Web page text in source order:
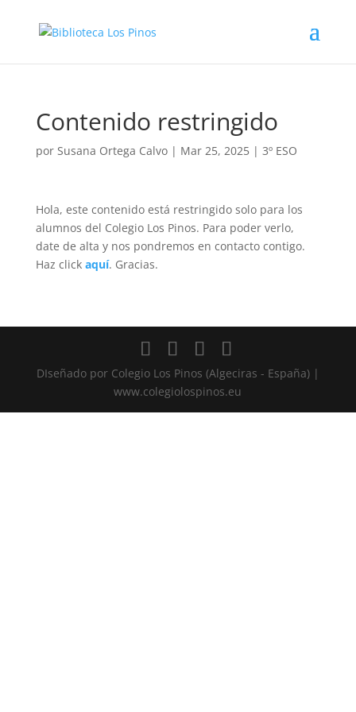
Contenido restringido
por Susana Ortega Calvo| Mar 25, 2025| 3º ESO
Hola, este contenido está restringido solo para los
alumnos del Colegio Los Pinos. Para poder verlo,
date de alta y nos pondremos en contacto contigo.
Haz click aquí. Gracias.
DIseñado por Colegio Los Pinos (Algeciras - España) |
www.colegiolospinos.eu